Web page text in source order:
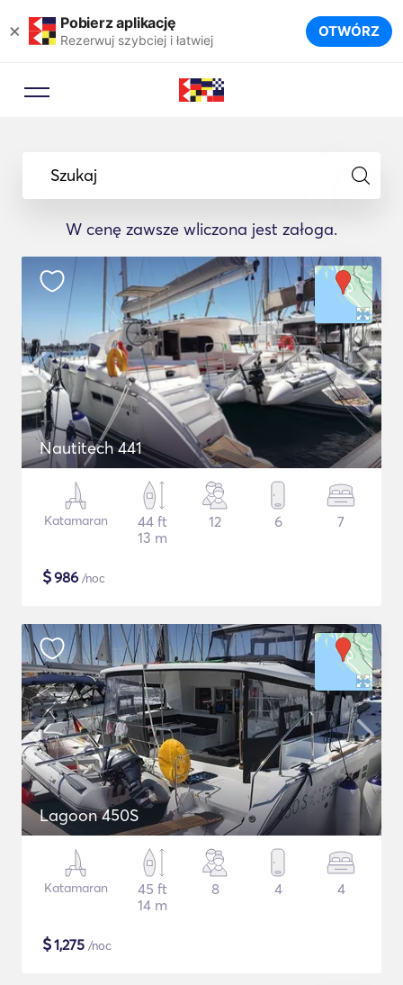
× Pobierz aplikację
Rezerwuj szybciej i łatwiej OTWÓRZ
Szukaj
W cenę zawsze wliczona jest załoga.
Nautitech 441
Katamaran
44 ft
13 m
12 6 7
$986 /noc
Lagoon 450S
Katamaran
45 ft
14 m
8 4 4
$1,275 /noc